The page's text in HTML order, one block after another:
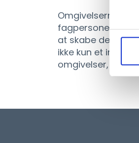
Omgivelserne
fagpersoner
at skabe de
ikke kun et
omgivelser,